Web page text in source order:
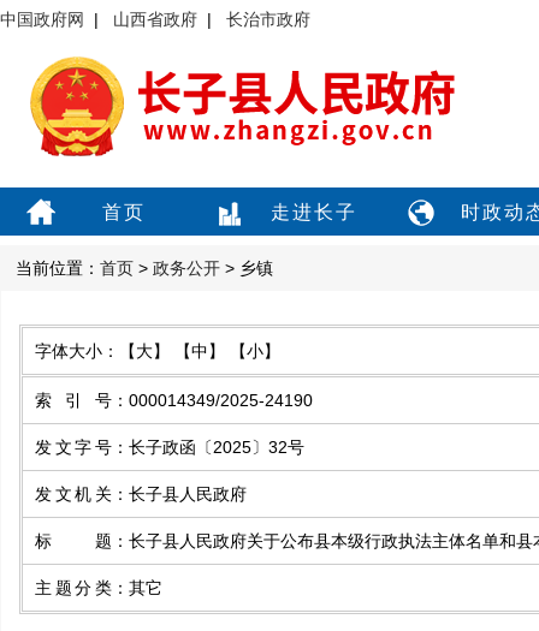
中国政府网 | 山西省政府 | 长治市政府
首页 走进长子 时政动
当前位置： 首页 > 政务公开 > 乡镇
字体大小： 【大】 【中】 【小】
索引号 ： 000014349/2025-24190
发文字号 ： 长子政函〔2025〕32号
发文机关 ： 长子县人民政府
标题 ： 长子县人民政府关于公布县本级行政执法主体名单和
主题分类 ： 其它